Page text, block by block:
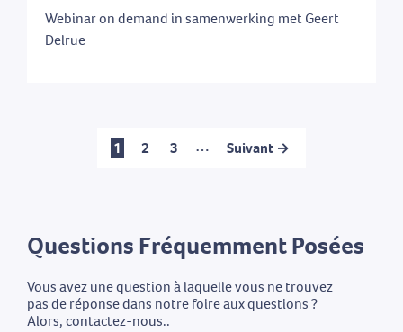
Webinar on demand in samenwerking met Geert
Delrue
1 2 3 … Suivant →
Questions Fréquemment Posées
Vous avez une question à laquelle vous ne trouvez
pas de réponse dans notre foire aux questions ?
Alors, contactez-nous..